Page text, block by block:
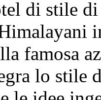
di stile
famosa
lo stile